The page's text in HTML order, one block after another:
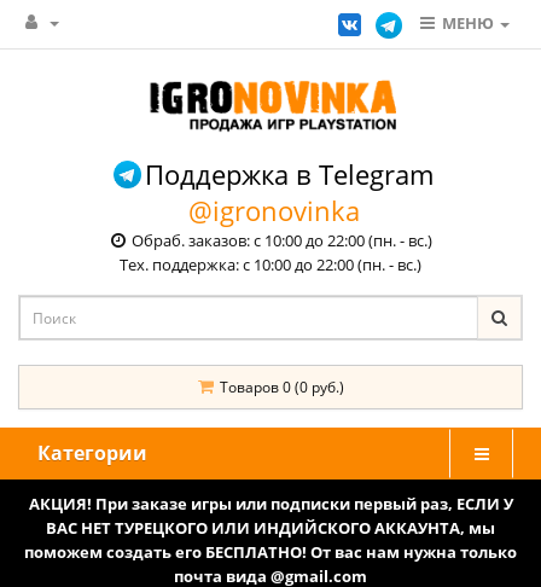
МЕНЮ
Поддержка в Telegram
@igronovinka
Обраб. заказов: с 10:00 до 22:00 (пн. - вс.)
Тех. поддержка: с 10:00 до 22:00 (пн. - вс.)
Товаров 0 (0 руб.)
Категории
АКЦИЯ! При заказе игры или подписки первый раз, ЕСЛИ У
ВАС НЕТ ТУРЕЦКОГО ИЛИ ИНДИЙСКОГО АККАУНТА, мы
поможем создать его БЕСПЛАТНО! От вас нам нужна только
почта вида @gmail.com